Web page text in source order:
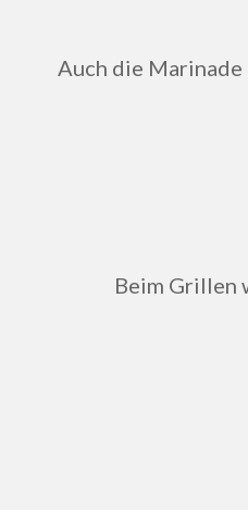
Auch die Marinade
Beim Grillen